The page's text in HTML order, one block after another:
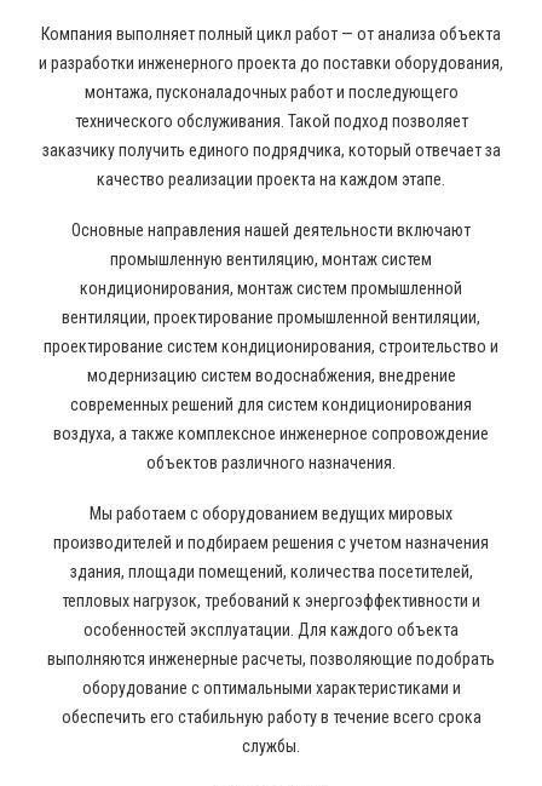
Компания выполняет полный цикл работ — от анализа объекта
и разработки инженерного проекта до поставки оборудования,
монтажа, пусконаладочных работ и последующего
технического обслуживания. Такой подход позволяет
заказчику получить единого подрядчика, который отвечает за
качество реализации проекта на каждом этапе.
Основные направления нашей деятельности включают
промышленную вентиляцию, монтаж систем
кондиционирования, монтаж систем промышленной
вентиляции, проектирование промышленной вентиляции,
проектирование систем кондиционирования, строительство и
модернизацию систем водоснабжения, внедрение
современных решений для систем кондиционирования
воздуха, а также комплексное инженерное сопровождение
объектов различного назначения.
Мы работаем с оборудованием ведущих мировых
производителей и подбираем решения с учетом назначения
здания, площади помещений, количества посетителей,
тепловых нагрузок, требований к энергоэффективности и
особенностей эксплуатации. Для каждого объекта
выполняются инженерные расчеты, позволяющие подобрать
оборудование с оптимальными характеристиками и
обеспечить его стабильную работу в течение всего срока
службы.